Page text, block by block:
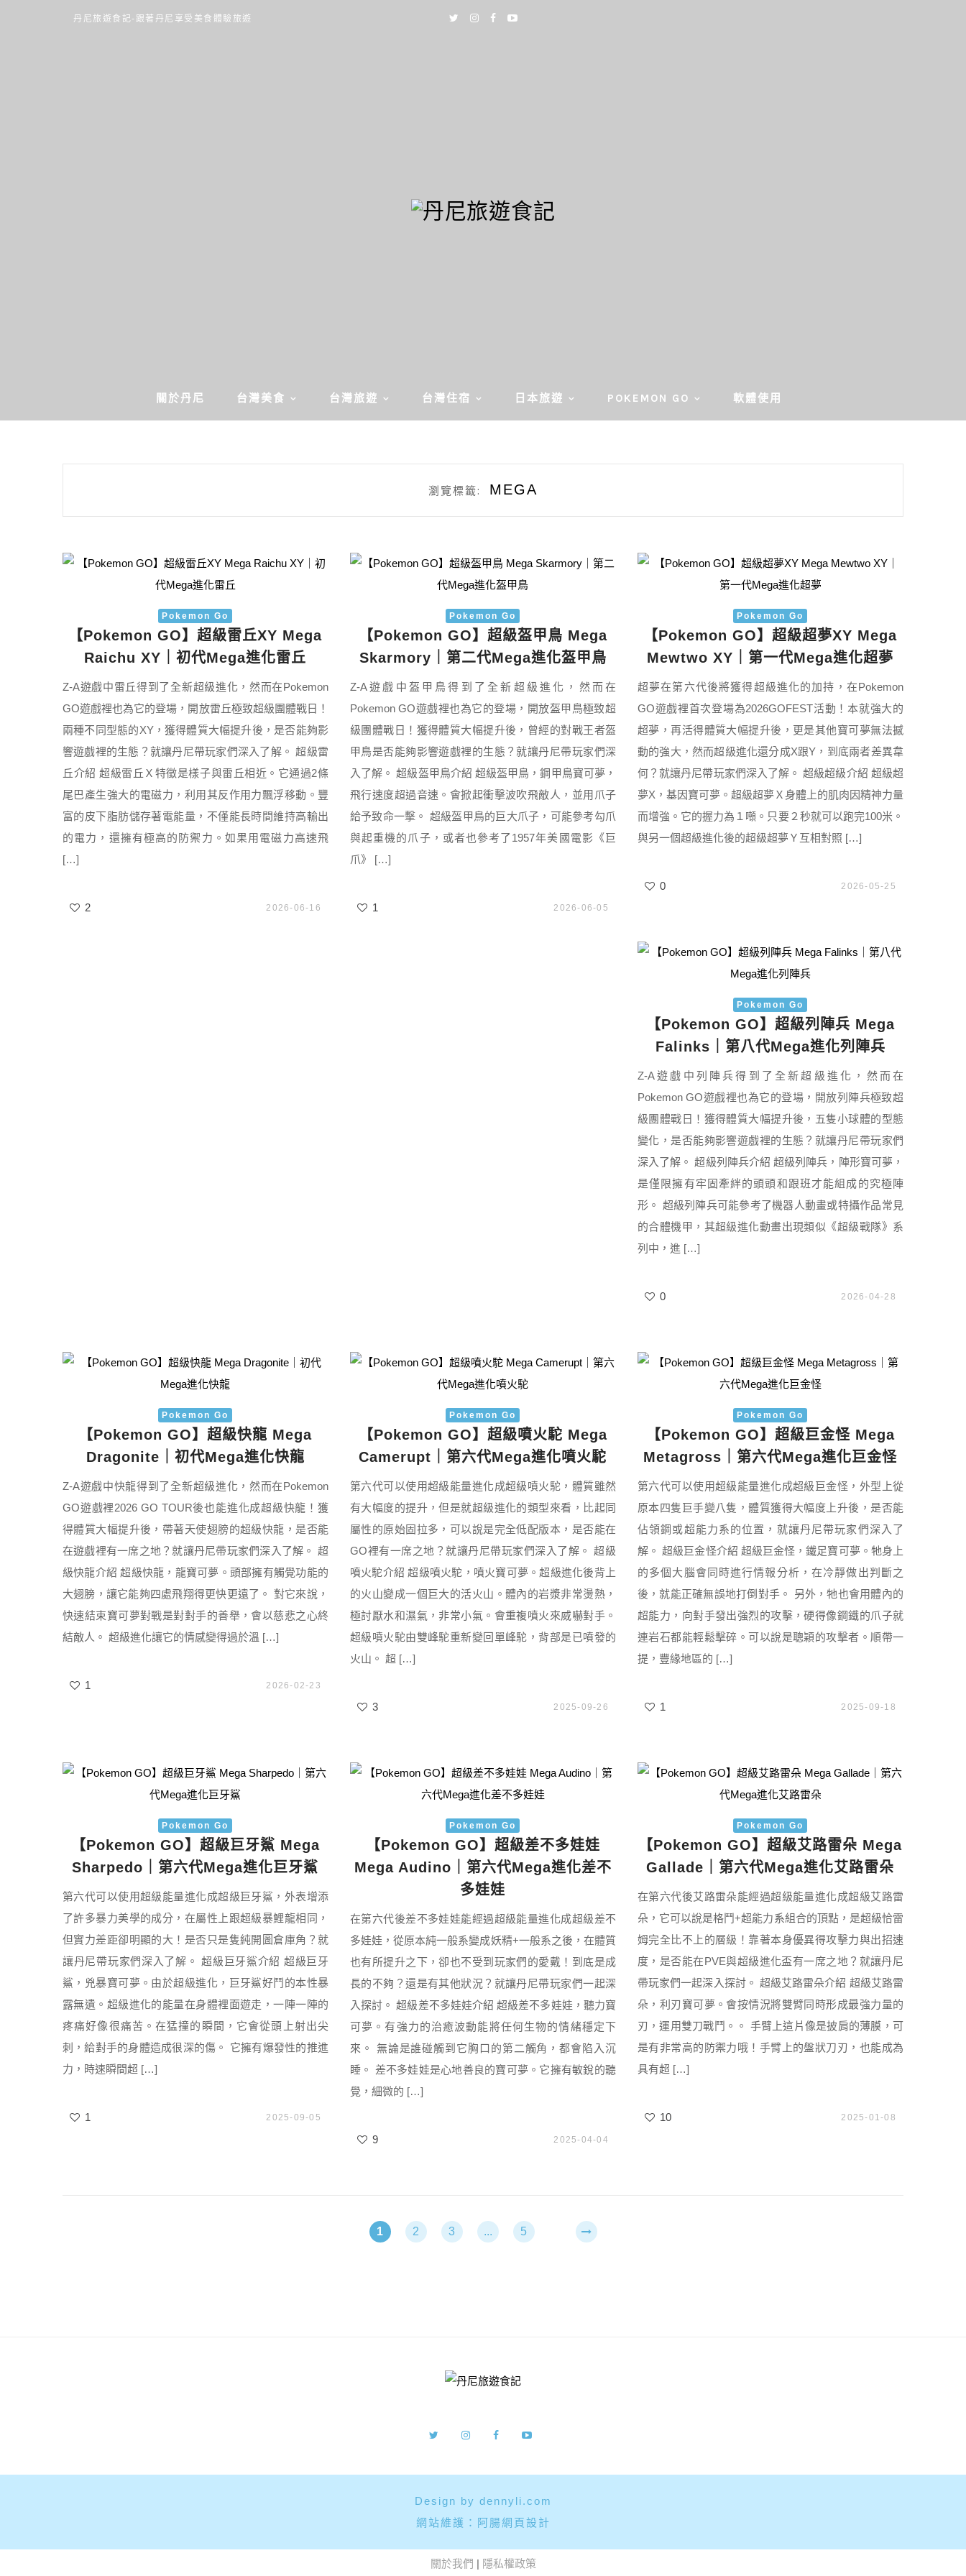
丹尼旅遊食記-跟著丹尼享受美食體驗旅遊
關於丹尼 台灣美食 台灣旅遊 台灣住宿 日本旅遊 POKEMON GO 軟體使用
瀏覽標籤: MEGA
Pokemon Go
【Pokemon GO】超級雷丘XY Mega
Raichu XY｜初代Mega進化雷丘
Z-A遊戲中雷丘得到了全新超級進化，然而在Pokemon
GO遊戲裡也為它的登場，開放雷丘極致超級團體戰日！
兩種不同型態的XY，獲得體質大幅提升後，是否能夠影
響遊戲裡的生態？就讓丹尼帶玩家們深入了解。 超級雷
丘介紹 超級雷丘Ｘ特徵是樣子與雷丘相近。它通過2條
尾巴產生強大的電磁力，利用其反作用力飄浮移動。豐
富的皮下脂肪儲存著電能量，不僅能長時間維持高輸出
的電力，還擁有極高的防禦力。如果用電磁力高速飛
[…]
2 2026-06-16
Pokemon Go
【Pokemon GO】超級盔甲鳥 Mega
Skarmory｜第二代Mega進化盔甲鳥
Z-A遊戲中盔甲鳥得到了全新超級進化，然而在
Pokemon GO遊戲裡也為它的登場，開放盔甲鳥極致超
級團體戰日！獲得體質大幅提升後，曾經的對戰王者盔
甲鳥是否能夠影響遊戲裡的生態？就讓丹尼帶玩家們深
入了解。 超級盔甲鳥介紹 超級盔甲鳥，鋼甲鳥寶可夢，
飛行速度超過音速。會掀起衝擊波吹飛敵人，並用爪子
給予致命一擊。 超級盔甲鳥的巨大爪子，可能參考勾爪
與起重機的爪子，或者也參考了1957年美國電影《巨
爪》 […]
1 2026-06-05
Pokemon Go
【Pokemon GO】超級超夢XY Mega
Mewtwo XY｜第一代Mega進化超夢
超夢在第六代後將獲得超級進化的加持，在Pokemon
GO遊戲裡首次登場為2026GOFEST活動！本就強大的
超夢，再活得體質大幅提升後，更是其他寶可夢無法撼
動的強大，然而超級進化還分成X跟Y，到底兩者差異韋
何？就讓丹尼帶玩家們深入了解。 超級超級介紹 超級超
夢X，基因寶可夢。超級超夢Ｘ身體上的肌肉因精神力量
而增強。它的握力為１噸。只要２秒就可以跑完100米。
與另一個超級進化後的超級超夢Ｙ互相對照 […]
0 2026-05-25
Pokemon Go
【Pokemon GO】超級列陣兵 Mega
Falinks｜第八代Mega進化列陣兵
Z-A遊戲中列陣兵得到了全新超級進化，然而在
Pokemon GO遊戲裡也為它的登場，開放列陣兵極致超
級團體戰日！獲得體質大幅提升後，五隻小球體的型態
變化，是否能夠影響遊戲裡的生態？就讓丹尼帶玩家們
深入了解。 超級列陣兵介紹 超級列陣兵，陣形寶可夢，
是僅限擁有牢固牽絆的頭頭和跟班才能組成的究極陣
形。 超級列陣兵可能參考了機器人動畫或特攝作品常見
的合體機甲，其超級進化動畫出現類似《超級戰隊》系
列中，進 […]
0 2026-04-28
Pokemon Go
【Pokemon GO】超級快龍 Mega
Dragonite｜初代Mega進化快龍
Z-A遊戲中快龍得到了全新超級進化，然而在Pokemon
GO遊戲裡2026 GO TOUR後也能進化成超級快龍！獲
得體質大幅提升後，帶著天使翅膀的超級快龍，是否能
在遊戲裡有一席之地？就讓丹尼帶玩家們深入了解。 超
級快龍介紹 超級快龍，龍寶可夢。頭部擁有觸覺功能的
大翅膀，讓它能夠四處飛翔得更快更遠了。 對它來說，
快速結束寶可夢對戰是對對手的善舉，會以慈悲之心終
結敵人。 超級進化讓它的情感變得過於溫 […]
1 2026-02-23
Pokemon Go
【Pokemon GO】超級噴火駝 Mega
Camerupt｜第六代Mega進化噴火駝
第六代可以使用超級能量進化成超級噴火駝，體質雖然
有大幅度的提升，但是就超級進化的類型來看，比起同
屬性的原始固拉多，可以說是完全低配版本，是否能在
GO裡有一席之地？就讓丹尼帶玩家們深入了解。 超級
噴火駝介紹 超級噴火駝，噴火寶可夢。超級進化後背上
的火山變成一個巨大的活火山。體內的岩漿非常燙熱，
極討厭水和濕氣，非常小氣。會重複噴火來威嚇對手。
超級噴火駝由雙峰駝重新變回單峰駝，背部是已噴發的
火山。 超 […]
3 2025-09-26
Pokemon Go
【Pokemon GO】超級巨金怪 Mega
Metagross｜第六代Mega進化巨金怪
第六代可以使用超級能量進化成超級巨金怪，外型上從
原本四隻巨手變八隻，體質獲得大幅度上升後，是否能
佔領鋼或超能力系的位置，就讓丹尼帶玩家們深入了
解。 超級巨金怪介紹 超級巨金怪，鐵足寶可夢。牠身上
的多個大腦會同時進行情報分析，在冷靜做出判斷之
後，就能正確無誤地打倒對手。 另外，牠也會用體內的
超能力，向對手發出強烈的攻擊，硬得像鋼鐵的爪子就
連岩石都能輕鬆擊碎。可以說是聰穎的攻擊者。順帶一
提，豐緣地區的 […]
1 2025-09-18
Pokemon Go
【Pokemon GO】超級巨牙鯊 Mega
Sharpedo｜第六代Mega進化巨牙鯊
第六代可以使用超級能量進化成超級巨牙鯊，外表增添
了許多暴力美學的成分，在屬性上跟超級暴鯉龍相同，
但實力差距卻明顯的大！是否只是隻純開圖倉庫角？就
讓丹尼帶玩家們深入了解。 超級巨牙鯊介紹 超級巨牙
鯊，兇暴寶可夢。由於超級進化，巨牙鯊好鬥的本性暴
露無遺。超級進化的能量在身體裡面遊走，一陣一陣的
疼痛好像很痛苦。在猛撞的瞬間，它會從頭上射出尖
刺，給對手的身體造成很深的傷。 它擁有爆發性的推進
力，時速瞬間超 […]
1 2025-09-05
Pokemon Go
【Pokemon GO】超級差不多娃娃
Mega Audino｜第六代Mega進化差不
多娃娃
在第六代後差不多娃娃能經過超級能量進化成超級差不
多娃娃，從原本純一般系變成妖精+一般系之後，在體質
也有所提升之下，卻也不受到玩家們的愛戴！到底是成
長的不夠？還是有其他狀況？就讓丹尼帶玩家們一起深
入探討。 超級差不多娃娃介紹 超級差不多娃娃，聽力寶
可夢。有強力的治癒波動能將任何生物的情緒穩定下
來。 無論是誰碰觸到它胸口的第二觸角，都會陷入沉
睡。 差不多娃娃是心地善良的寶可夢。它擁有敏銳的聽
覺，細微的 […]
9 2025-04-04
Pokemon Go
【Pokemon GO】超級艾路雷朵 Mega
Gallade｜第六代Mega進化艾路雷朵
在第六代後艾路雷朵能經過超級能量進化成超級艾路雷
朵，它可以說是格鬥+超能力系組合的頂點，是超級恰雷
姆完全比不上的層級！靠著本身優異得攻擊力與出招速
度，是否能在PVE與超級進化盃有一席之地？就讓丹尼
帶玩家們一起深入探討。 超級艾路雷朵介紹 超級艾路雷
朵，利刃寶可夢。會按情況將雙臂同時形成最強力量的
刃，運用雙刀戰鬥。。 手臂上這片像是披肩的薄膜，可
是有非常高的防禦力哦！手臂上的盤狀刀刃，也能成為
具有超 […]
10 2025-01-08
1 2 3 ... 5
Design by dennyli.com
網站維護： 阿腸網頁設計
關於我們 | 隱私權政策